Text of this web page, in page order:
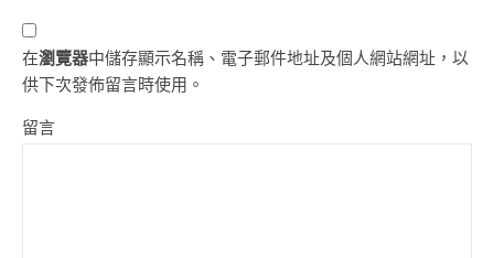
在瀏覽器中儲存顯示名稱、電子郵件地址及個人網站網址，以
供下次發佈留言時使用。
留言